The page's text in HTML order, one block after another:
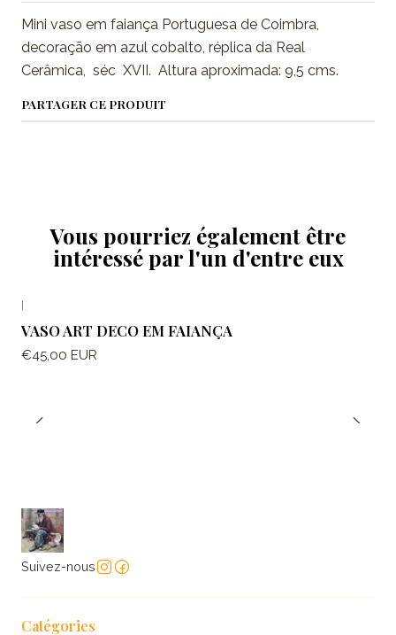
Mini vaso em faiança Portuguesa de Coimbra,
decoração em azul cobalto, réplica da Real
Cerâmica, séc XVII. Altura aproximada: 9,5 cms.
PARTAGER CE PRODUIT
Vous pourriez également être
intéressé par l'un d'entre eux
VASO ART DECO EM FAIANÇA
€45,00 EUR
Suivez-nous
Catégories